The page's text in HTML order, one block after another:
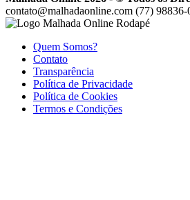
contato@malhadaonline.com (77) 98836-
Quem Somos?
Contato
Transparência
Política de Privacidade
Política de Cookies
Termos e Condições